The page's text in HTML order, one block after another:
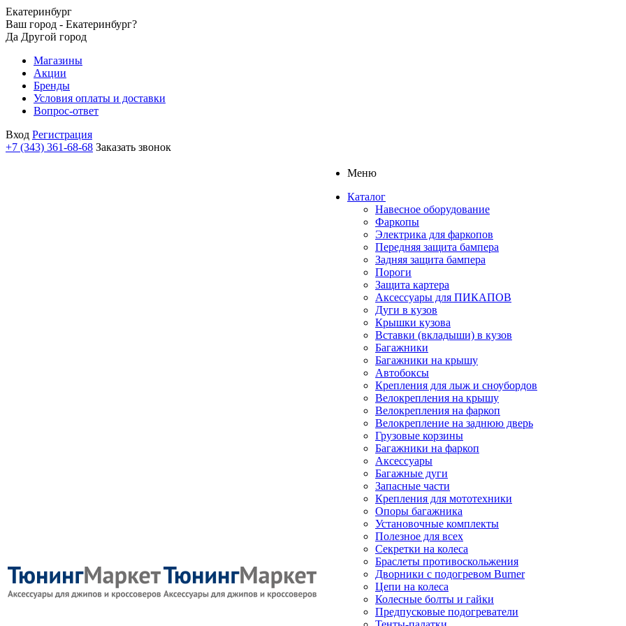
Екатеринбург
Ваш город - Екатеринбург?
Да Другой город
Магазины
Акции
Бренды
Условия оплаты и доставки
Вопрос-ответ
Вход Регистрация
+7 (343) 361-68-68 Заказать звонок
Меню
Каталог
Навесное оборудование
Фаркопы
Электрика для фаркопов
Передняя защита бампера
Задняя защита бампера
Пороги
Защита картера
Аксессуары для ПИКАПОВ
Дуги в кузов
Крышки кузова
Вставки (вкладыши) в кузов
Багажники
Багажники на крышу
Автобоксы
Крепления для лыж и сноубордов
Велокрепления на крышу
Велокрепления на фаркоп
Велокрепление на заднюю дверь
Грузовые корзины
Багажники на фаркоп
Аксессуары
Багажные дуги
Запасные части
Крепления для мототехники
Опоры багажника
Установочные комплекты
Полезное для всех
Секретки на колеса
Браслеты противоскольжения
Дворники с подогревом Burner
Цепи на колеса
Колесные болты и гайки
Предпусковые подогреватели